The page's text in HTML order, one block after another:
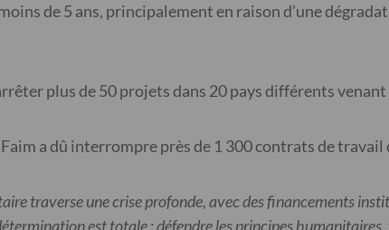
de 5 ans, principalement en raison d’une
plus de 50 projets dans 20 pays différents
a dû interrompre près de 1 300 contrats de
traverse une crise profonde, avec des financements
est totale : défendre les principes